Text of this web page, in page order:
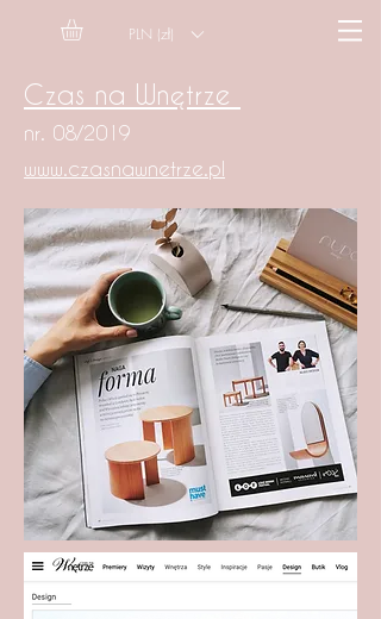
PLN (zł)
Czas na Wnętrze
nr. 08/2019
www.czasnawnetrze.pl